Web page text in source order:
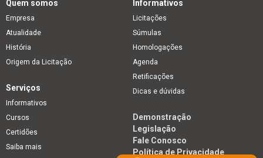
Quem somos
Empresa
Atualidade
História
Origem da Licitação
Informativos
Licitações
Súmulas
Homologações
Agenda
Retificações
Dicas e dúvidas
Serviços
Informativos
Cursos
Certidões
Saiba mais
Demonstração
Legislação
Fale Conosco
Política de Privacidade